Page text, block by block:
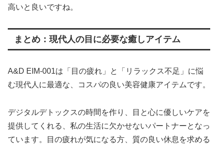
高いと良いですね。
まとめ：現代人の目に必要な癒しアイテム
A&D EIM-001は「目の疲れ」と「リラックス不足」に悩
む現代人に最適な、コスパの良い美容健康アイテムです。
デジタルデトックスの時間を作り、目と心に優しいケアを
提供してくれる、私の生活に欠かせないパートナーとなっ
ています。目の疲れが気になる方、質の良い休息を求める